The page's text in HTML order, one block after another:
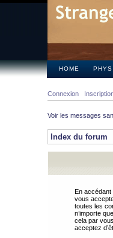
HOME
Connexion
Voir les messages
Index du forum
En accédant
vous
toutes les
n’importe
cela par
acceptez